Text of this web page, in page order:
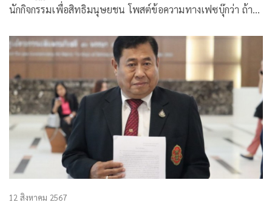
นักกิจกรรมเพื่อสิทธิมนุษยชน โพสต์ข้อความทางเฟซบุ๊กว่า ถ้าได้
เข้าใจความหมายของหลักนิติธรรมอย่างลึกซึ้ง
12 สิงหาคม 2567